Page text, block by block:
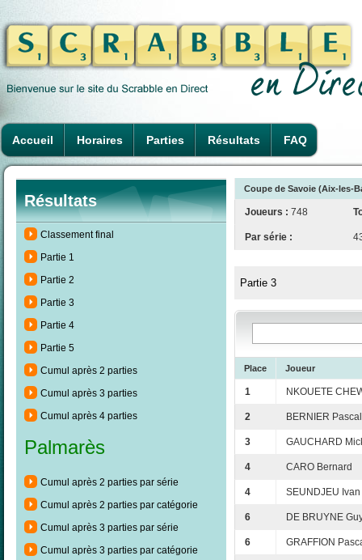
Accueil Horaires Parties Résultats FAQ
Résultats
Classement final
Partie 1
Partie 2
Partie 3
Partie 4
Partie 5
Cumul après 2 parties
Cumul après 3 parties
Cumul après 4 parties
Palmarès
Cumul après 2 parties par série
Cumul après 2 parties par catégorie
Cumul après 3 parties par série
Cumul après 3 parties par catégorie
Coupe de Savoie (Aix-les-
Joueurs : 748
Par série :
Partie 3
Place Joueur
1 NKOUETE
2 BERNIER Pascal
3 GAUCHARD
4 CARO Bernard
4 SEUNDJEU Ivan
6 DE BRUYNE
6 GRAFFION